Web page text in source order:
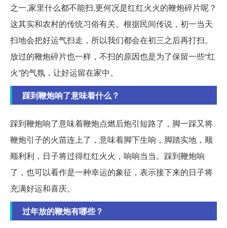
之一,家里什么都不能扫,更何况是红红火火的鞭炮碎片呢？
这其实和农村的传统习俗有关。根据民间传说，初一当天
扫地会把好运气扫走，所以我们都会在初三之后再打扫。
放过的鞭炮碎片也一样，不扫的原因也是为了保留一些“红
火”的气氛，让好运留在家中。
踩到鞭炮响了意味着什么？
踩到鞭炮响了意味着鞭炮点燃后炮引短路了，脚一踩又将
鞭炮引子的火苗连上了，意味着脚下生响，脚踏实地，顺
顺利利，日子将过得红红火火，响响当当。踩到鞭炮响
了，也可以看作是一种幸运的象征，表示接下来的日子将
充满好运和喜庆。
过年放的鞭炮有哪些？